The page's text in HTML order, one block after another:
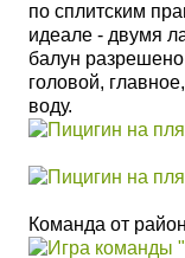
по сплитским
идеале - двумя
балун
головой,
воду.
Команда от